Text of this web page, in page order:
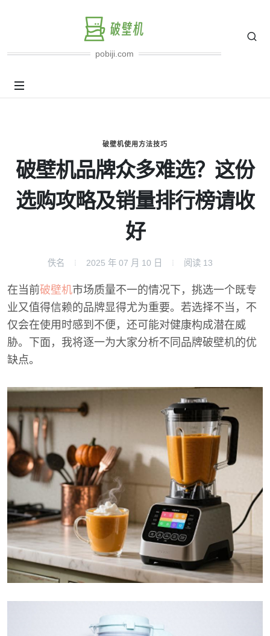
pobiji.com
破壁机使用方法技巧
破壁机品牌众多难选？这份
选购攻略及销量排行榜请收
好
佚名 2025 年 07 月 10 日 阅读 13
在当前破壁机市场质量不一的情况下，挑选一个既专
业又值得信赖的品牌显得尤为重要。若选择不当，不
仅会在使用时感到不便，还可能对健康构成潜在威
胁。下面，我将逐一为大家分析不同品牌破壁机的优
缺点。